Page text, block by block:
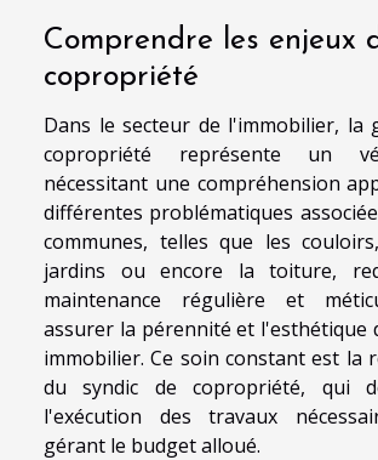
Comprendre les enjeux
copropriété
Dans le secteur de l'immobilier, la
copropriété représente un
nécessitant une compréhension
différentes problématiques
communes, telles que les
jardins ou encore la toiture,
maintenance régulière et
assurer la pérennité et l'esthétique
immobilier. Ce soin constant est la
du syndic de copropriété, qui
l'exécution des travaux
gérant le budget alloué.